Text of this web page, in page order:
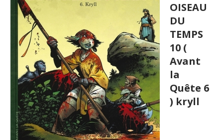
OISEAU
DU
TEMPS
10 (
Avant
la
Quête 6
) kryll